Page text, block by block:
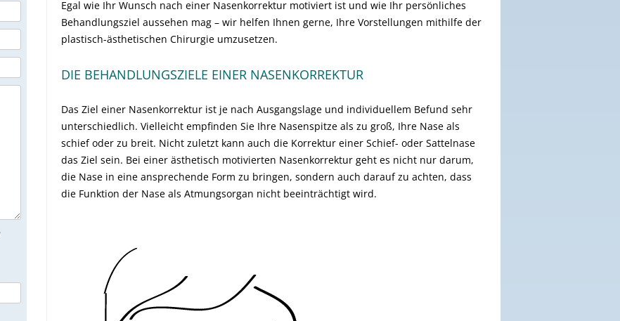
Egal wie Ihr Wunsch nach einer Nasenkorrektur motiviert ist und wie Ihr persönliches
Behandlungsziel aussehen mag – wir helfen Ihnen gerne, Ihre Vorstellungen mithilfe der
plastisch-ästhetischen Chirurgie umzusetzen.
DIE BEHANDLUNGSZIELE EINER NASENKORREKTUR
Das Ziel einer Nasenkorrektur ist je nach Ausgangslage und individuellem Befund sehr
unterschiedlich. Vielleicht empfinden Sie Ihre Nasenspitze als zu groß, Ihre Nase als
schief oder zu breit. Nicht zuletzt kann auch die Korrektur einer Schief- oder Sattelnase
das Ziel sein. Bei einer ästhetisch motivierten Nasenkorrektur geht es nicht nur darum,
die Nase in eine ansprechende Form zu bringen, sondern auch darauf zu achten, dass
die Funktion der Nase als Atmungsorgan nicht beeinträchtigt wird.